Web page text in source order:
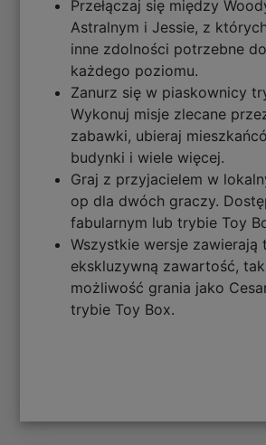
Przełączaj się między
Astralnym i Jessie, z
inne zdolności potrzebne
każdego poziomu.
Zanurz się w piaskownicy
Wykonuj misje zlecane
zabawki, ubieraj
budynki i wiele więcej.
Graj z przyjacielem w
op dla dwóch graczy.
fabularnym lub trybie Toy
Wszystkie wersje zawierają
ekskluzywną zawartość,
możliwość grania jako
trybie Toy Box.